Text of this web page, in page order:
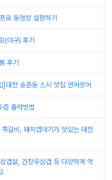
로 동영상 설정하기
(야구) 후기
후기
]대전 송촌동 스시 맛집 연어광어
증 출력방법
갈비, 돼지껍데기가 맛있는 대전
겹살, 간장우삼겹 등 다양하게 먹